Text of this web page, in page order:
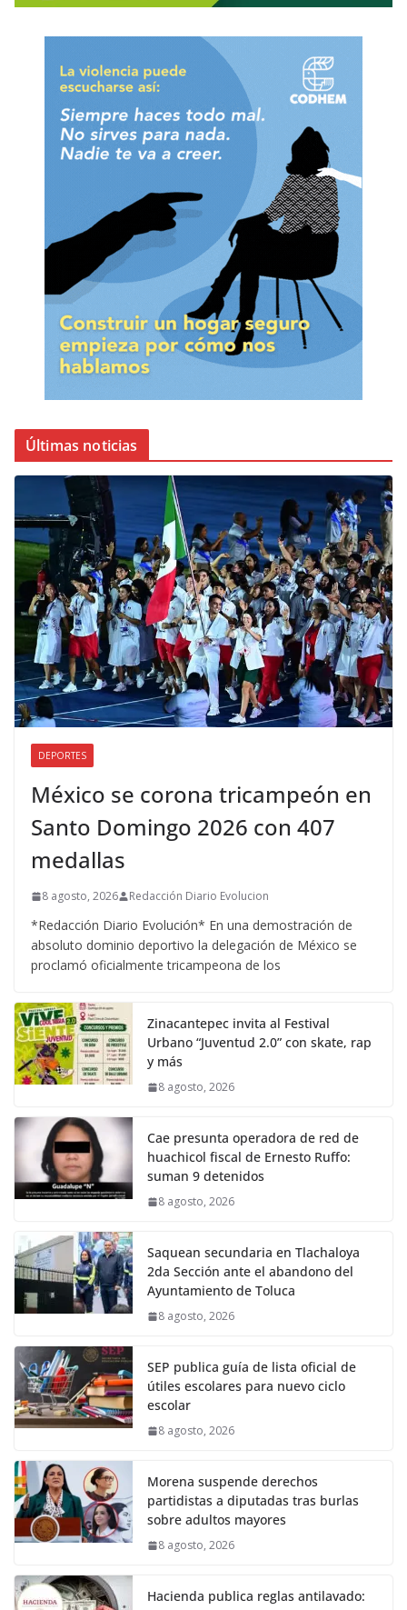
Últimas noticias
DEPORTES
México se corona tricampeón en
Santo Domingo 2026 con 407
medallas
8 agosto, 2026 Redacción Diario Evolucion
*Redacción Diario Evolución* En una demostración de
absoluto dominio deportivo la delegación de México se
proclamó oficialmente tricampeona de los
Zinacantepec invita al Festival
Urbano “Juventud 2.0” con skate, rap
y más
8 agosto, 2026
Cae presunta operadora de red de
huachicol fiscal de Ernesto Ruffo:
suman 9 detenidos
8 agosto, 2026
Saquean secundaria en Tlachaloya
2da Sección ante el abandono del
Ayuntamiento de Toluca
8 agosto, 2026
SEP publica guía de lista oficial de
útiles escolares para nuevo ciclo
escolar
8 agosto, 2026
Morena suspende derechos
partidistas a diputadas tras burlas
sobre adultos mayores
8 agosto, 2026
Hacienda publica reglas antilavado: